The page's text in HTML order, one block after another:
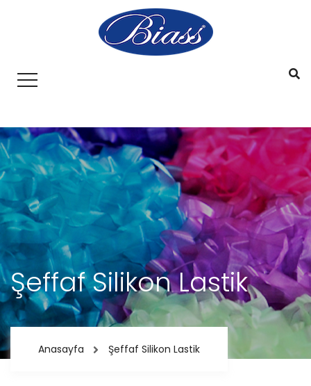
Şeffaf Silikon Lastik
Anasayfa Şeffaf Silikon Lastik